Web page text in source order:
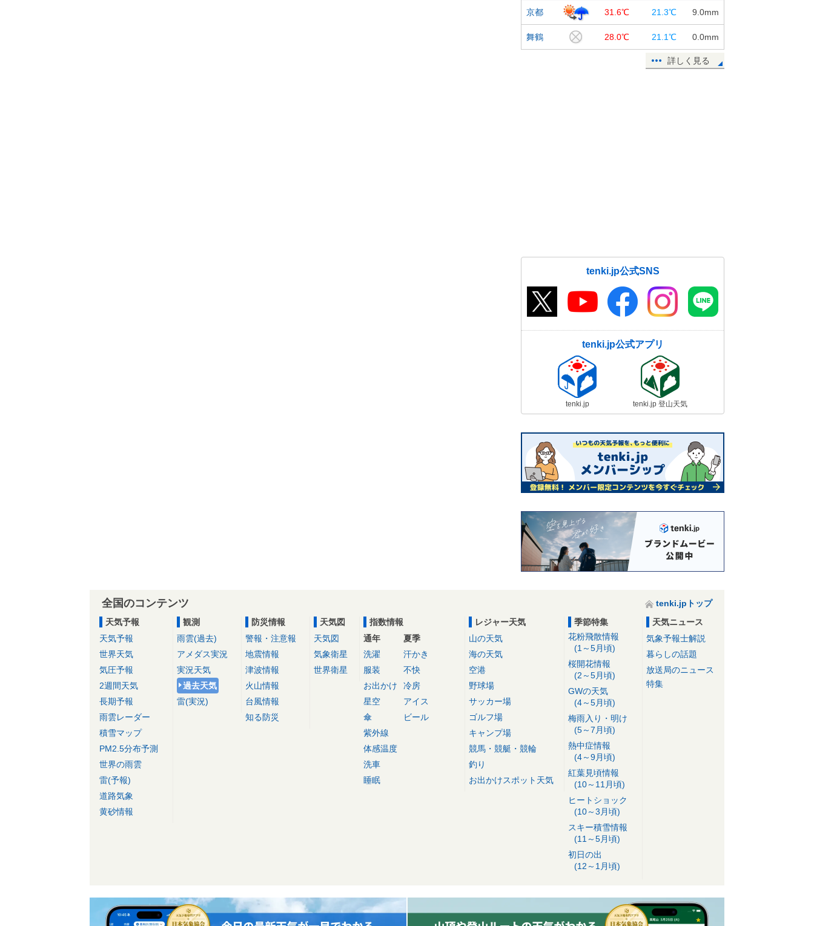
京都 31.6℃ 21.3℃ 9.0mm
舞鶴 28.0℃ 21.1℃ 0.0mm
詳しく見る
tenki.jp公式SNS
tenki.jp公式アプリ
tenki.jp tenki.jp 登山天気
全国のコンテンツ
tenki.jpトップ
天気予報
天気予報
世界天気
気圧予報
2週間天気
長期予報
雨雲レーダー
積雪マップ
PM2.5分布予測
世界の雨雲
雷(予報)
道路気象
黄砂情報
観測
雨雲(過去)
アメダス実況
実況天気
過去天気
雷(実況)
防災情報
警報・注意報
地震情報
津波情報
火山情報
台風情報
知る防災
天気図
天気図
気象衛星
世界衛星
指数情報
通年
洗濯
服装
お出かけ
星空
傘
紫外線
体感温度
洗車
睡眠
夏季
汗かき
不快
冷房
アイス
ビール
レジャー天気
山の天気
海の天気
空港
野球場
サッカー場
ゴルフ場
キャンプ場
競馬・競艇・競輪
釣り
お出かけスポット天気
季節特集
花粉飛散情報
(1～5月頃)
桜開花情報
(2～5月頃)
GWの天気
(4～5月頃)
梅雨入り・明け
(5～7月頃)
熱中症情報
(4～9月頃)
紅葉見頃情報
(10～11月頃)
ヒートショック
(10～3月頃)
スキー積雪情報
(11～5月頃)
初日の出
(12～1月頃)
天気ニュース
気象予報士解説
暮らしの話題
放送局のニュース
特集